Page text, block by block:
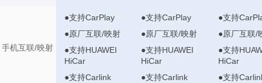
手机互联/映射
●支持CarPlay
●原厂互联/映射
●支持HUAWEI
HiCar
●支持Carlink
●支持CarPlay
●原厂互联/映射
●支持HUAWEI
HiCar
●支持Carlink
●支持
●原厂互联/
●支持
HiCar
●支持